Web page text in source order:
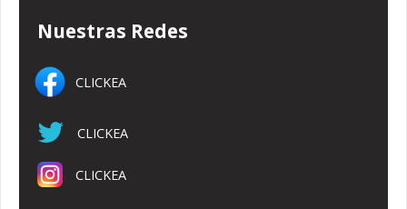
Nuestras Redes
CLICKEA
CLICKEA
CLICKEA